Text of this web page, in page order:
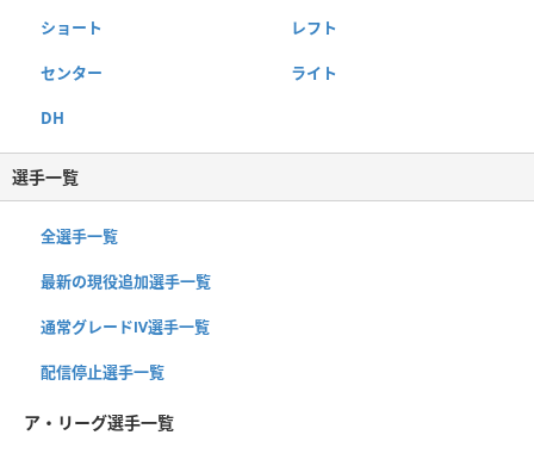
ショート レフト
センター ライト
DH
選手一覧
全選手一覧
最新の現役追加選手一覧
通常グレードⅣ選手一覧
配信停止選手一覧
ア・リーグ選手一覧